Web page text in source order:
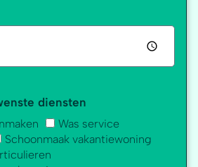
diensten
Was service
Schoonmaak vakantiewoning